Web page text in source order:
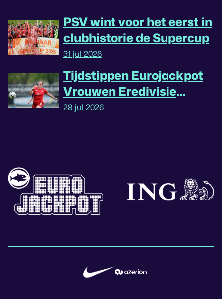
PSV wint voor het eerst in
clubhistorie de Supercup
31 jul 2026
Tijdstippen Eurojackpot
Vrouwen Eredivisie
omgedraaid
28 jul 2026